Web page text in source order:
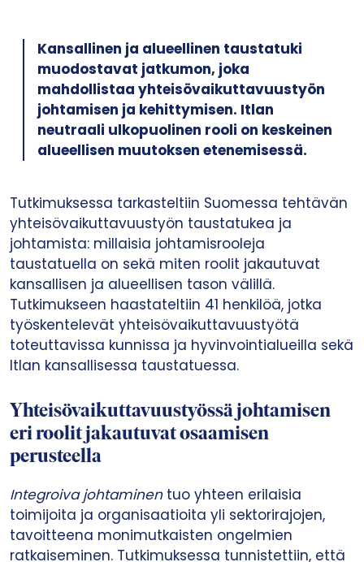
Kansallinen ja alueellinen taustatuki
muodostavat jatkumon, joka
mahdollistaa yhteisövaikuttavuustyön
johtamisen ja kehittymisen. Itlan
neutraali ulkopuolinen rooli on keskeinen
alueellisen muutoksen etenemisessä.
Tutkimuksessa tarkasteltiin Suomessa tehtävän
yhteisövaikuttavuustyön taustatukea ja
johtamista: millaisia johtamisrooleja
taustatuella on sekä miten roolit jakautuvat
kansallisen ja alueellisen tason välillä.
Tutkimukseen haastateltiin 41 henkilöä, jotka
työskentelevät yhteisövaikuttavuustyötä
toteuttavissa kunnissa ja hyvinvointialueilla sekä
Itlan kansallisessa taustatuessa.
Yhteisövaikuttavuustyössä johtamisen
eri roolit jakautuvat osaamisen
perusteella
Integroiva johtaminen tuo yhteen erilaisia
toimijoita ja organisaatioita yli sektorirajojen,
tavoitteena monimutkaisten ongelmien
ratkaiseminen. Tutkimuksessa tunnistettiin, että